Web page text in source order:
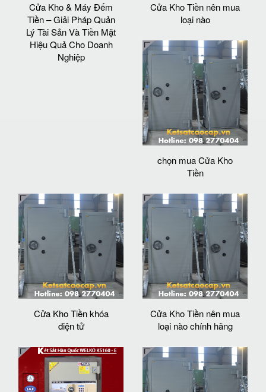
Cửa Kho & Máy Đếm
Tiền – Giải Pháp Quản
Lý Tài Sản Và Tiền Mặt
Hiệu Quả Cho Doanh
Nghiệp
Cửa Kho Tiền nên mua
loại nào
chọn mua Cửa Kho
Tiền
Cửa Kho Tiền khóa
điện tử
Cửa Kho Tiền nên mua
loại nào chính hãng